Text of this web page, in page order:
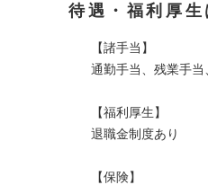
待遇・福利厚生
【諸手当】
通勤手当、残業手
【福利厚生】
退職金制度あり
【保険】